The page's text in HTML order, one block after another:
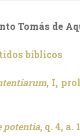
Tomás de
bíblicos
, I,
potentia, q. 4,